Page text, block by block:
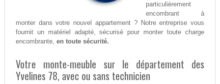
particulièrement
encombrant à
monter dans votre nouvel appartement ? Notre entreprise vous
fournit un matériel adapté, sécurisé pour monter toute charge
encombrante, en toute sécurité.
Votre monte-meuble sur le département des
Yvelines 78, avec ou sans technicien